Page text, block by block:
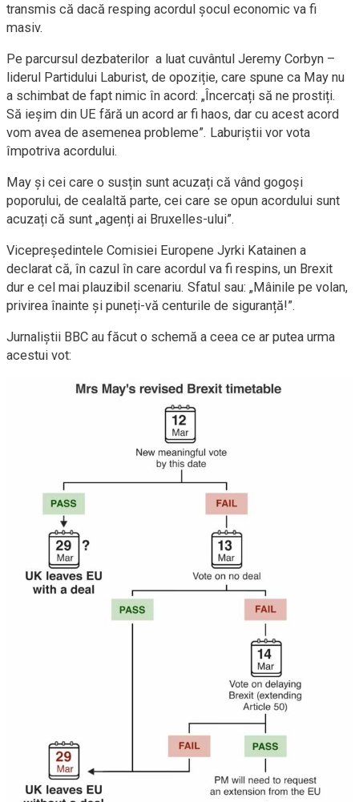
transmis că dacă resping acordul șocul economic va fi
masiv.
Pe parcursul dezbaterilor a luat cuvântul Jeremy Corbyn –
liderul Partidului Laburist, de opoziție, care spune ca May nu
a schimbat de fapt nimic în acord: „Încercați să ne prostiți.
Să ieșim din UE fără un acord ar fi haos, dar cu acest acord
vom avea de asemenea probleme”. Laburiștii vor vota
împotriva acordului.
May și cei care o susțin sunt acuzați că vând gogoși
poporului, de cealaltă parte, cei care se opun acordului sunt
acuzați că sunt „agenți ai Bruxelles-ului”.
Vicepreședintele Comisiei Europene Jyrki Katainen a
declarat că, în cazul în care acordul va fi respins, un Brexit
dur e cel mai plauzibil scenariu. Sfatul sau: „Mâinile pe volan,
privirea înainte și puneți-vă centurile de siguranță!”.
Jurnaliștii BBC au făcut o schemă a ceea ce ar putea urma
acestui vot: